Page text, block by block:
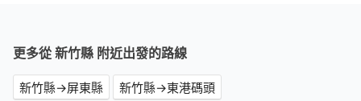
更多從 新竹縣 附近出發的路線
新竹縣→屏東縣
新竹縣→東港碼頭